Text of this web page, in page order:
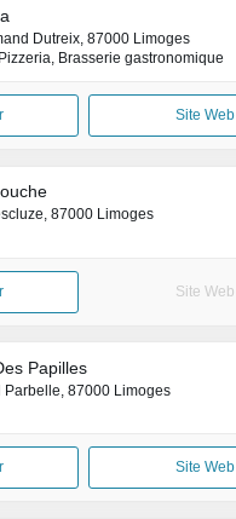
Dutreix, 87000 Limoges
Brasserie gastronomique
Site Web
87000 Limoges
Site Web
Papilles
Parbelle, 87000 Limoges
Site Web